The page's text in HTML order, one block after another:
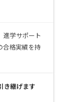
進学サポート
合格実績を持
き継げます